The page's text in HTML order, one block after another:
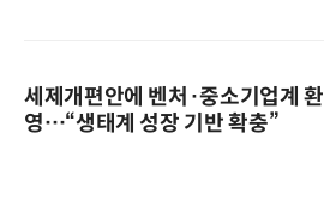
세제개편안에 벤처·중소기업계 환
영…“생태계 성장 기반 확충”